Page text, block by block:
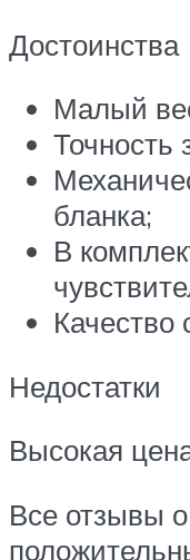
Достоинства
Малый
Точность
бланка;
В
Качество
Недостатки
Высокая
Все отзывы